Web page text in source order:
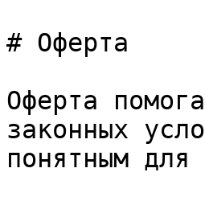
# Оферта
Оферта
законных
понятным для